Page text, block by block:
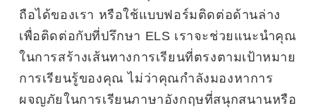
ถือได้ของเรา หรือใช้แบบฟอร์มติดต่อด้านล่าง
เพื่อติดต่อกับที่ปรึกษา ELS เราจะช่วยแนะนำคุณ
ในการสร้างเส้นทางการเรียนที่ตรงตามเป้าหมาย
การเรียนรู้ของคุณ ไม่ว่าคุณกำลังมองหาการ
ผจญภัยในการเรียนภาษาอังกฤษที่สนุกสนานหรือ